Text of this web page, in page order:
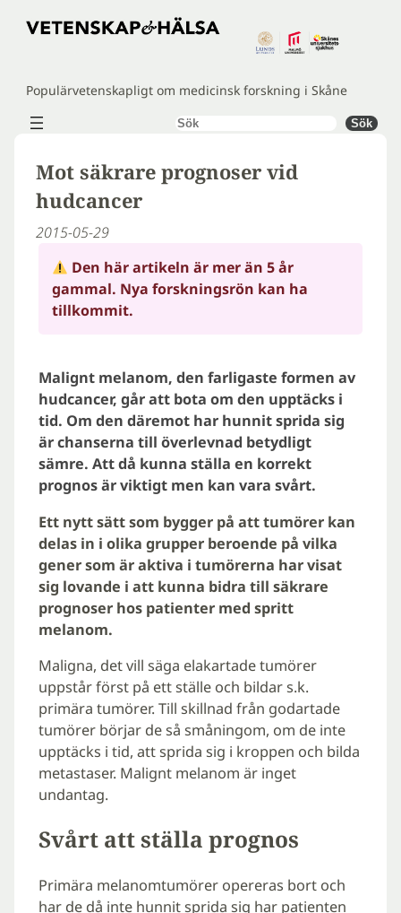
Hoppa
Populärvetenskapligt om medicinsk forskning i Skåne
Sök Sök
Mot säkrare prognoser vid
hudcancer
2015-05-29
Den här artikeln är mer än 5 år
gammal. Nya forskningsrön kan ha
tillkommit.
Malignt melanom, den farligaste formen av
hudcancer, går att bota om den upptäcks i
tid. Om den däremot har hunnit sprida sig
är chanserna till överlevnad betydligt
sämre. Att då kunna ställa en korrekt
prognos är viktigt men kan vara svårt.
Ett nytt sätt som bygger på att tumörer kan
delas in i olika grupper beroende på vilka
gener som är aktiva i tumörerna har visat
sig lovande i att kunna bidra till säkrare
prognoser hos patienter med spritt
melanom.
Maligna, det vill säga elakartade tumörer
uppstår först på ett ställe och bildar s.k.
primära tumörer. Till skillnad från godartade
tumörer börjar de så småningom, om de inte
upptäcks i tid, att sprida sig i kroppen och bilda
metastaser. Malignt melanom är inget
undantag.
Svårt att ställa prognos
Primära melanomtumörer opereras bort och
har de då inte hunnit sprida sig har patienten